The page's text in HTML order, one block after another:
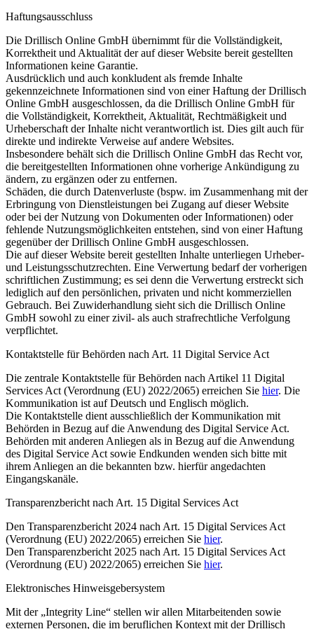
Haftungsausschluss
Die Drillisch Online GmbH übernimmt für die Vollständigkeit,
Korrektheit und Aktualität der auf dieser Website bereit gestellten
Informationen keine Garantie.
Ausdrücklich und auch konkludent als fremde Inhalte
gekennzeichnete Informationen sind von einer Haftung der Drillisch
Online GmbH ausgeschlossen, da die Drillisch Online GmbH für
die Vollständigkeit, Korrektheit, Aktualität, Rechtmäßigkeit und
Urheberschaft der Inhalte nicht verantwortlich ist. Dies gilt auch für
direkte und indirekte Verweise auf andere Websites.
Insbesondere behält sich die Drillisch Online GmbH das Recht vor,
die bereitgestellten Informationen ohne vorherige Ankündigung zu
ändern, zu ergänzen oder zu entfernen.
Schäden, die durch Datenverluste (bspw. im Zusammenhang mit der
Erbringung von Dienstleistungen bei Zugang auf dieser Website
oder bei der Nutzung von Dokumenten oder Informationen) oder
fehlende Nutzungsmöglichkeiten entstehen, sind von einer Haftung
gegenüber der Drillisch Online GmbH ausgeschlossen.
Die auf dieser Website bereit gestellten Inhalte unterliegen Urheber-
und Leistungsschutzrechten. Eine Verwertung bedarf der vorherigen
schriftlichen Zustimmung; es sei denn die Verwertung erstreckt sich
lediglich auf den persönlichen, privaten und nicht kommerziellen
Gebrauch. Bei Zuwiderhandlung sieht sich die Drillisch Online
GmbH sowohl zu einer zivil- als auch strafrechtliche Verfolgung
verpflichtet.
Kontaktstelle für Behörden nach Art. 11 Digital Service Act
Die zentrale Kontaktstelle für Behörden nach Artikel 11 Digital
Services Act (Verordnung (EU) 2022/2065) erreichen Sie hier. Die
Kommunikation ist auf Deutsch und Englisch möglich.
Die Kontaktstelle dient ausschließlich der Kommunikation mit
Behörden in Bezug auf die Anwendung des Digital Service Act.
Behörden mit anderen Anliegen als in Bezug auf die Anwendung
des Digital Service Act sowie Endkunden wenden sich bitte mit
ihrem Anliegen an die bekannten bzw. hierfür angedachten
Eingangskanäle.
Transparenzbericht nach Art. 15 Digital Services Act
Den Transparenzbericht 2024 nach Art. 15 Digital Services Act
(Verordnung (EU) 2022/2065) erreichen Sie hier.
Den Transparenzbericht 2025 nach Art. 15 Digital Services Act
(Verordnung (EU) 2022/2065) erreichen Sie hier.
Elektronisches Hinweisgebersystem
Mit der „Integrity Line“ stellen wir allen Mitarbeitenden sowie
externen Personen, die im beruflichen Kontext mit der Drillisch